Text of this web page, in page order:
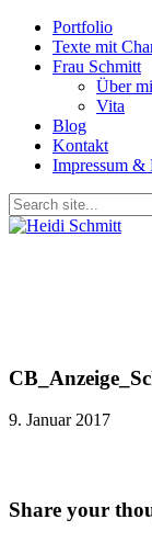
Portfolio
Texte mit
Frau Schmitt
Über
Vita
Blog
Kontakt
Impressum &
9. Januar 2017
Share your